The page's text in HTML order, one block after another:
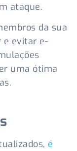
ataque.
da sua
e evitar e-
uma ótima
é